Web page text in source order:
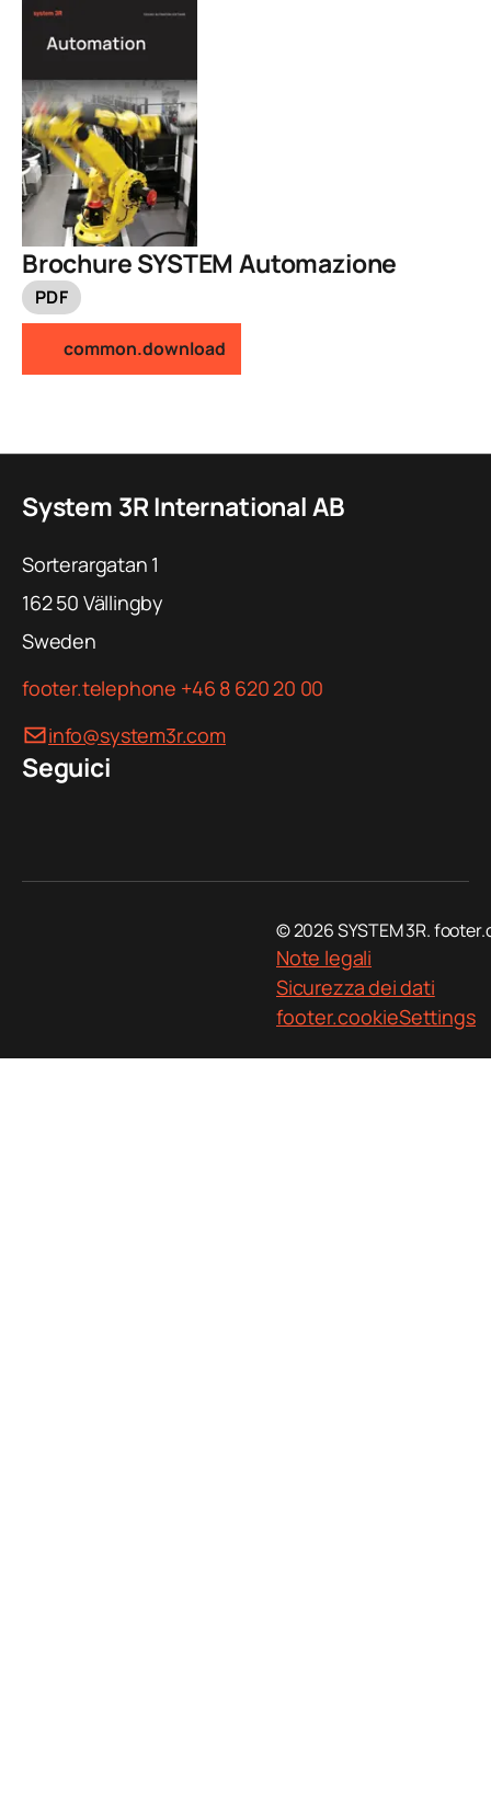
Brochure SYSTEM Automazione
PDF
common.download
System 3R International AB
Sorterargatan 1
162 50 Vällingby
Sweden
footer.telephone +46 8 620 20 00
info@system3r.com
Seguici
© 2026 SYSTEM 3R.
Note legali
Sicurezza dei dati
footer.cookieSettings